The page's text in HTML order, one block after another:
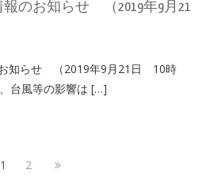
報のお知らせ （2019年9月21
お知らせ （2019年9月21日 10時
台風等の影響は […]
投Page
1 Page
2
Next